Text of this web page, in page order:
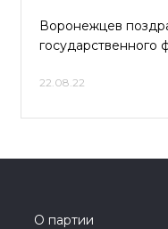
Воронежцев
государственного
22.08.22
О партии